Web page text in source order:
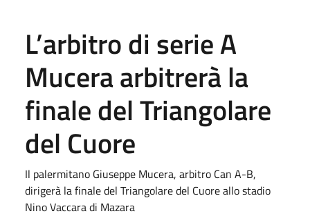
L’arbitro di serie A
Mucera arbitrerà la
finale del Triangolare
del Cuore
Il palermitano Giuseppe Mucera, arbitro Can A-B,
dirigerà la finale del Triangolare del Cuore allo stadio
Nino Vaccara di Mazara